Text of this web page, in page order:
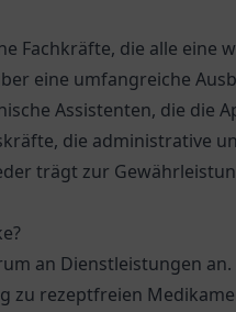
Fachkräfte, die alle eine
eine umfangreiche
Assistenten, die die
die administrative
trägt zur
an Dienstleistungen
zu rezeptfreien